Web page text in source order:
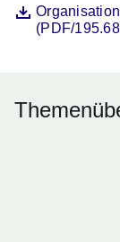
Datei
(PDF/
Öffnet sich in